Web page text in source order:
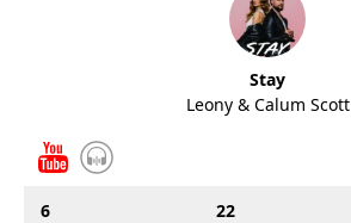
Stay
Leony & Calum Scott
6 22